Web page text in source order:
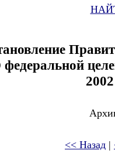
<< Назад |